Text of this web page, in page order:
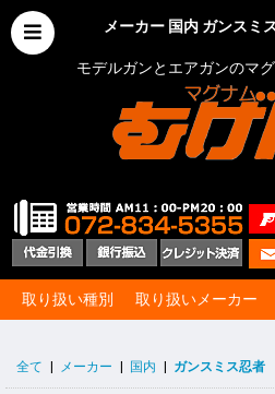
メーカー 国内 ガンスミ
モデルガンとエアガンのマ
取り扱い種別 取り扱いメーカー
全て メーカー 国内 ガンスミス忍者